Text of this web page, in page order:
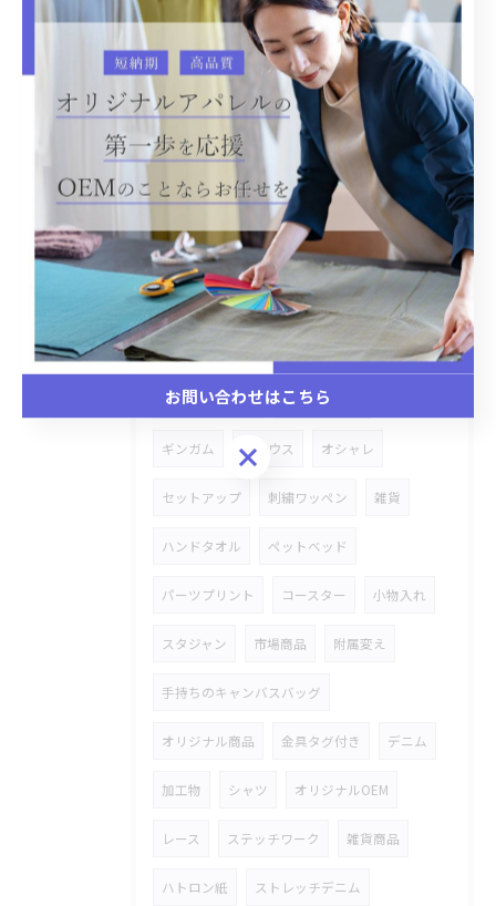
スカート 合皮ジャケット
インスタグラム コーデユロイジャケット
ファージャケット オーリス
着物 犬の服 コート カーゴパンツ
カスタマイズ 市場商材
ボアジャケット 市場カスタマイズ
多色多サイズ 帽子 タオル コラボ
パーカー トートバッグ メンズ
スキニーパンツ 追加オーダー
ギンガム ブラウス オシャレ
セットアップ 刺繍ワッペン 雑貨
ハンドタオル ペットベッド
パーツプリント コースター 小物入れ
スタジャン 市場商品 附属変え
手持ちのキャンバスバッグ
オリジナル商品 金具タグ付き デニム
加工物 シャツ オリジナルOEM
レース ステッチワーク 雑貨商品
ハトロン紙 ストレッチデニム
お問い合わせはこちら
お問い合わせはこちら